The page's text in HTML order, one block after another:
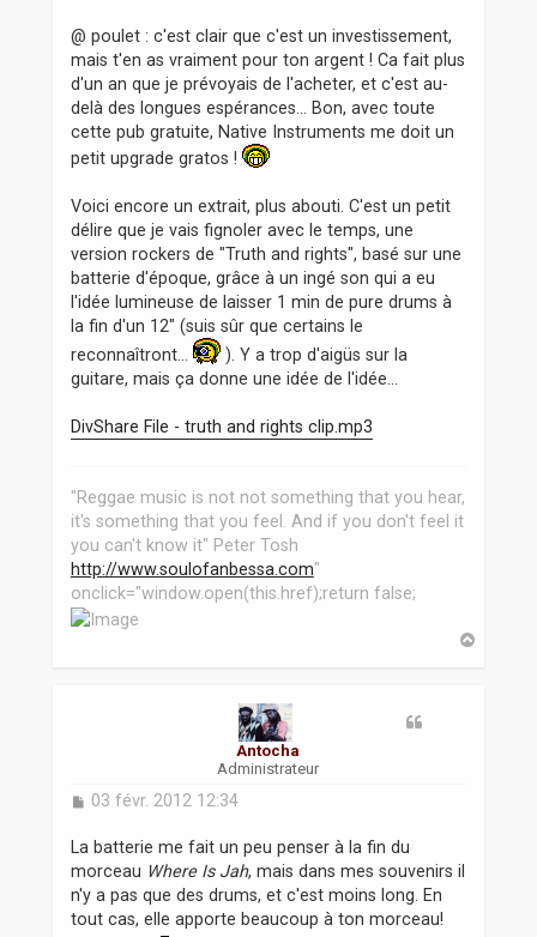
@ poulet : c'est clair que c'est un investissement,
mais t'en as vraiment pour ton argent ! Ca fait plus
d'un an que je prévoyais de l'acheter, et c'est au-
delà des longues espérances... Bon, avec toute
cette pub gratuite, Native Instruments me doit un
petit upgrade gratos !
Voici encore un extrait, plus abouti. C'est un petit
délire que je vais fignoler avec le temps, une
version rockers de "Truth and rights", basé sur une
batterie d'époque, grâce à un ingé son qui a eu
l'idée lumineuse de laisser 1 min de pure drums à
la fin d'un 12" (suis sûr que certains le
reconnaîtront...
). Y a trop d'aigüs sur la
guitare, mais ça donne une idée de l'idée...
DivShare File - truth and rights clip.mp3
"Reggae music is not not something that you hear,
it's something that you feel. And if you don't feel it
you can't know it" Peter Tosh
http://www.soulofanbessa.com"
onclick="window.open(this.href);return false;
Antocha
Administrateur
M
s
a
g
e
03 févr. 2012 12:34
La batterie me fait un peu penser à la fin du
morceau Where Is Jah, mais dans mes souvenirs il
n'y a pas que des drums, et c'est moins long. En
tout cas, elle apporte beaucoup à ton morceau!